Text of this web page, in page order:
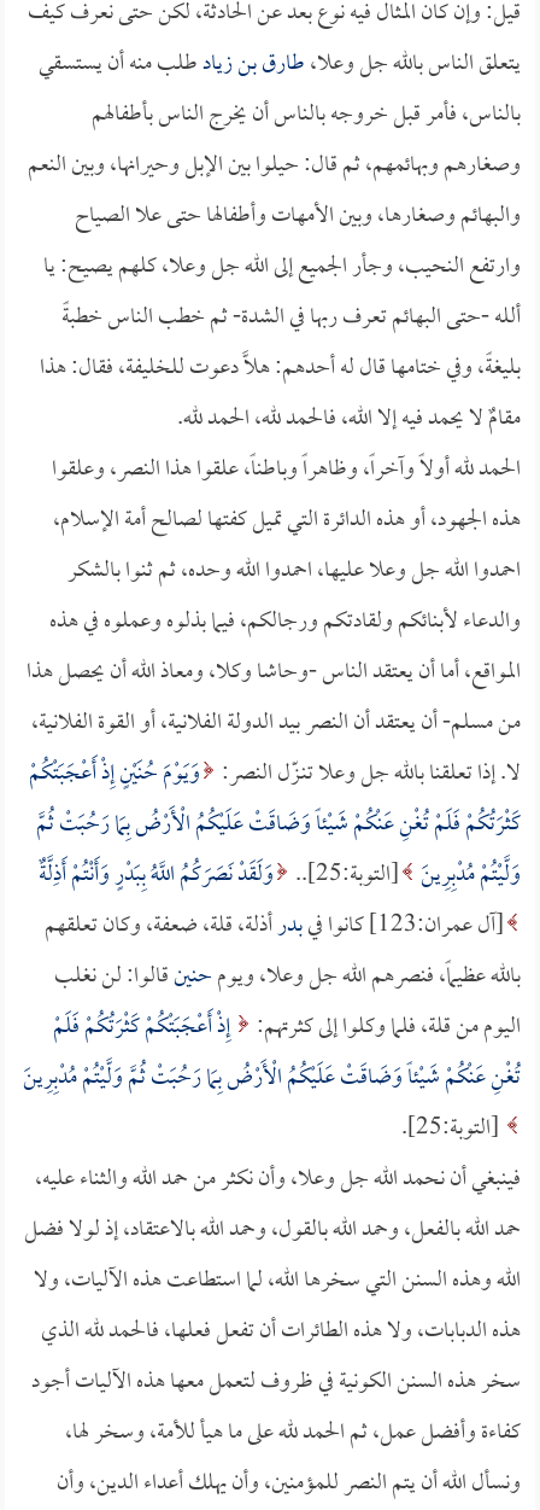
قيل: وإن كان المثال فيه نوع بعد عن الحادثة، لكن حتى نعرف كيف
يتعلق الناس بالله جل وعلا،طارق بن زيادطلب منه أن يستسقي
بالناس، فأمر قبل خروجه بالناس أن يخرج الناس بأطفالهم
وصغارهم وبهائمهم، ثم قال: حيلوا بين الإبل وحيرانها، وبين النعم
والبهائم وصغارها، وبين الأمهات وأطفالها حتى علا الصياح
وارتفع النحيب، وجأر الجميع إلى الله جل وعلا، كلهم يصيح: يا
ألله -حتى البهائم تعرف ربها في الشدة- ثم خطب الناس خطبةً
بليغةً، وفي ختامها قال له أحدهم: هلَّا دعوت للخليفة، فقال: هذا
مقامٌ لا يحمد فيه إلا الله، فالحمد لله، الحمد لله.
الحمد لله أولاً وآخراً، وظاهراً وباطناً، علقوا هذا النصر، وعلقوا
هذه الجهود، أو هذه الدائرة التي تميل كفتها لصالح أمة الإسلام،
احمدوا الله جل وعلا عليها، احمدوا الله وحده، ثم ثنوا بالشكر
والدعاء لأبنائكم ولقادتكم ورجالكم، فيما بذلوه وعملوه في هذه
المواقع، أما أن يعتقد الناس -وحاشا وكلا، ومعاذ الله أن يحصل هذا
من مسلم- أن يعتقد أن النصر بيد الدولة الفلانية، أو القوة الفلانية،
لا. إذا تعلقنا بالله جل وعلا تنـزّل النصر: وَيَوْمَ حُنَيْنٍ إِذْ أَعْجَبَتْكُمْ
كَثْرَتُكُمْ فَلَمْ تُغْنِ عَنْكُمْ شَيْئاً وَضَاقَتْ عَلَيْكُمُ الْأَرْضُ بِمَا رَحُبَتْ ثُمَّ
وَلَّيْتُمْ مُدْبِرِينَ [التوبة:25]..
وَلَقَدْ نَصَرَكُمُ اللَّهُ بِبَدْرٍ وَأَنْتُمْ أَذِلَّةٌ
[آل عمران:123] كانوا في
بدرأذلة، قلة، ضعفة، وكان تعلقهم
بالله عظيماً، فنصرهم الله جل وعلا، ويومحنينقالوا: لن نغلب
اليوم من قلة، فلما وكلوا إلى كثرتهم:
إِذْ أَعْجَبَتْكُمْ كَثْرَتُكُمْ فَلَمْ
تُغْنِ عَنْكُمْ شَيْئاً وَضَاقَتْ عَلَيْكُمُ الْأَرْضُ بِمَا رَحُبَتْ ثُمَّ وَلَّيْتُمْ مُدْبِرِينَ
[التوبة:25].
فينبغي أن نحمد الله جل وعلا، وأن نكثر من حمد الله والثناء عليه،
حمد الله بالفعل، وحمد الله بالقول، وحمد الله بالاعتقاد، إذ لولا فضل
الله وهذه السنن التي سخرها الله، لما استطاعت هذه الآليات، ولا
هذه الدبابات، ولا هذه الطائرات أن تفعل فعلها، فالحمد لله الذي
سخر هذه السنن الكونية في ظروف لتعمل معها هذه الآليات أجود
كفاءة وأفضل عمل، ثم الحمد لله على ما هيأ للأمة، وسخر لها،
ونسأل الله أن يتم النصر للمؤمنين، وأن يهلك أعداء الدين، وأن